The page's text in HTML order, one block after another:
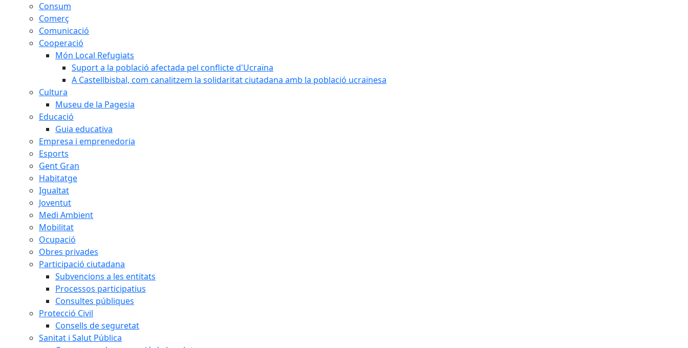
Consum
Comerç
Comunicació
Cooperació
Món Local Refugiats
Suport a la població afectada pel conflicte d'Ucraïna
A Castellbisbal, com canalitzem la solidaritat ciutadana amb la població ucraïnesa
Cultura
Museu de la Pagesia
Educació
Guia educativa
Empresa i emprenedoria
Esports
Gent Gran
Habitatge
Igualtat
Joventut
Medi Ambient
Mobilitat
Ocupació
Obres privades
Participació ciutadana
Subvencions a les entitats
Processos participatius
Consultes públiques
Protecció Civil
Consells de seguretat
Sanitat i Salut Pública